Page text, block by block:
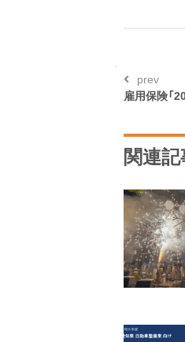
prev
雇用保険「
関連記